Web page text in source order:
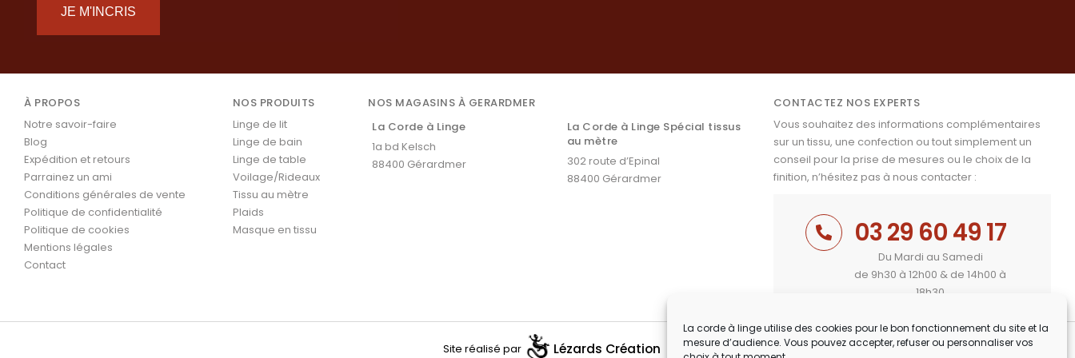
La corde à linge utilise des cookies pour le bon fonctionnement du site et la
mesure d’audience. Vous pouvez accepter, refuser ou personnaliser vos
JE M'INCRIS
À PROPOS
Notre savoir-faire
Blog
Expédition et retours
Parrainez un ami
Conditions générales de vente
Politique de confidentialité
Politique de cookies
Mentions légales
Contact
NOS PRODUITS
Linge de lit
Linge de bain
Linge de table
Voilage/Rideaux
Tissu au mètre
Plaids
Masque en tissu
NOS MAGASINS À GERARDMER
La Corde à Linge
1a bd Kelsch
88400 Gérardmer
La Corde à Linge Spécial tissus
au mètre
302 route d’Epinal
88400 Gérardmer
CONTACTEZ NOS EXPERTS
Vous souhaitez des informations complémentaires
sur un tissu, une confection ou tout simplement un
conseil pour la prise de mesures ou le choix de la
finition, n’hésitez pas à nous contacter :
03 29 60 49 17
Du Mardi au Samedi
de 9h30 à 12h00 & de 14h00 à
18h30
Site réalisé par Lézards Création